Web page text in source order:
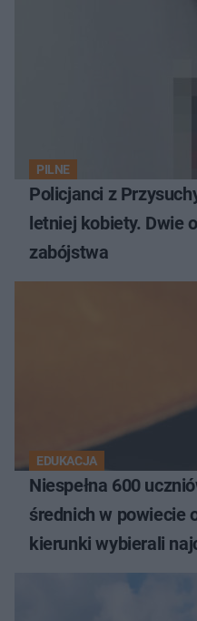
PILNE
Policjanci z
letniej kobiety. Dwie
zabójstwa
EDUKACJA
Niespełna 600
średnich w powiecie
kierunki wybierali